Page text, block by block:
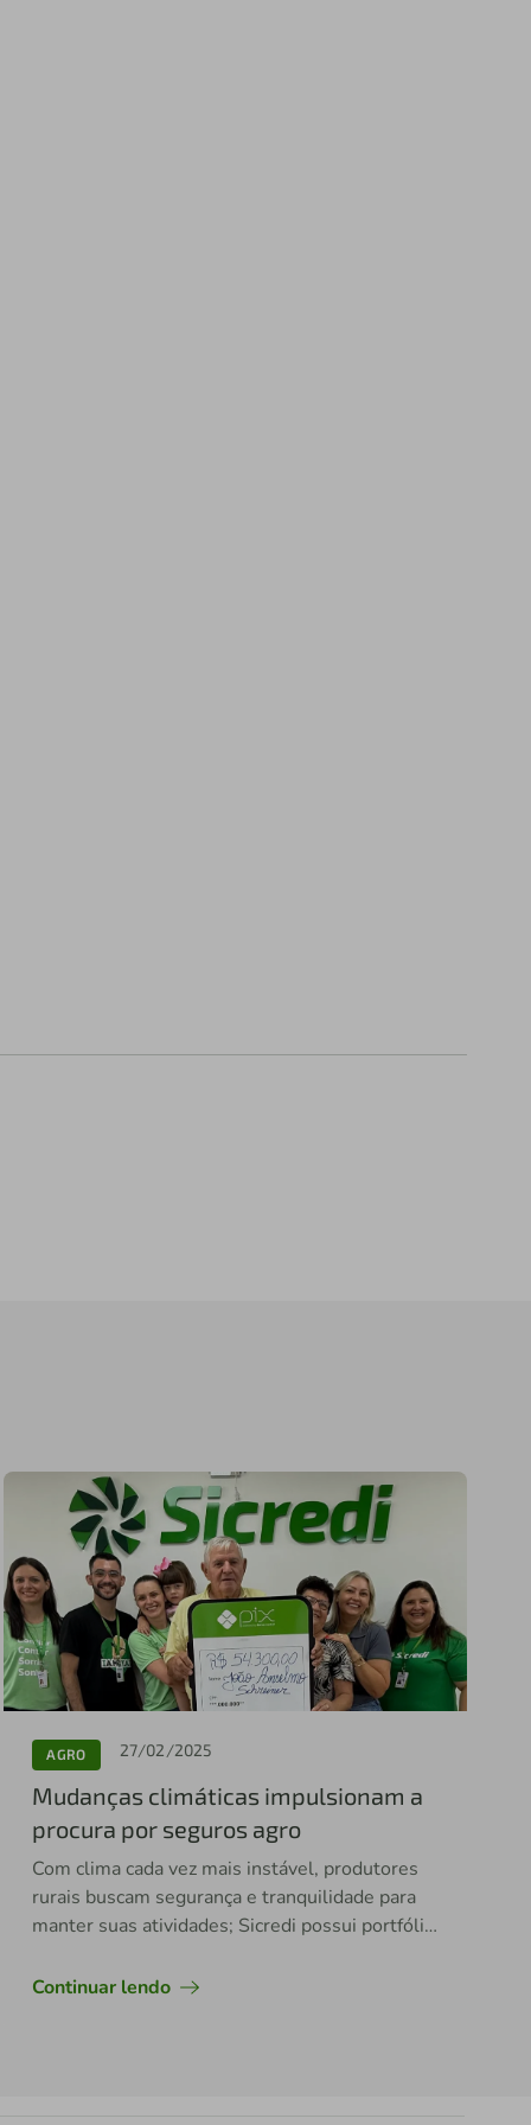
AGRO 27/02/2025
Mudanças climáticas impulsionam a
procura por seguros agro
Com clima cada vez mais instável, produtores
rurais buscam segurança e tranquilidade para
manter suas atividades; Sicredi possui portfólio
Continuar lendo